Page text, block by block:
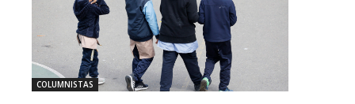
COLUMNISTAS